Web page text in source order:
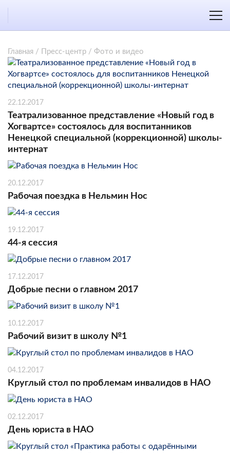
Главная / Пресс-центр / Фото и видео
22.12.2017
Театрализованное представление «Новый год в
Хогвартсе» состоялось для воспитанников
Ненецкой специальной (коррекционной) школы-
интернат
20.12.2017
Рабочая поездка в Нельмин Нос
19.12.2017
44-я сессия
17.12.2017
Добрые песни о главном 2017
10.12.2017
Рабочий визит в школу №1
04.12.2017
Круглый стол по проблемам инвалидов в НАО
02.12.2017
День юриста в НАО